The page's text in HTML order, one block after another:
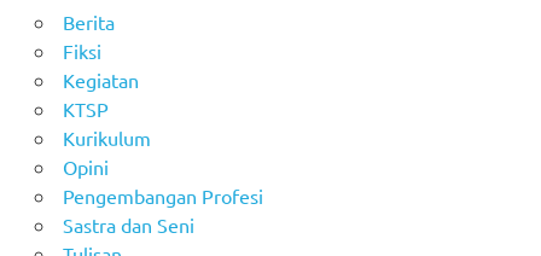
Berita
Fiksi
Kegiatan
KTSP
Kurikulum
Opini
Pengembangan Profesi
Sastra dan Seni